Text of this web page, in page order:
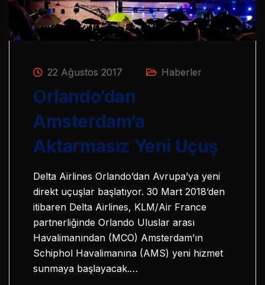
22 Ağustos 2017 Haberler
Orlando’dan
Amsterdam’a
Aktarmasız Yeni Uçuş
Delta Airlines Orlando’dan Avrupa’ya yeni
direkt uçuşlar başlatıyor. 30 Mart 2018’den
itibaren Delta Airlines, KLM/Air France
partnerliğinde Orlando Uluslar arası
Havalimanından (MCO) Amsterdam’ın
Schiphol Havalimanına (AMS) yeni hizmet
sunmaya başlayacak.…